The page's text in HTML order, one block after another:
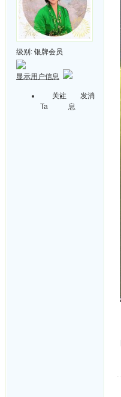
级别: 银牌会员
显示用户信息
关注
Ta
发消
息